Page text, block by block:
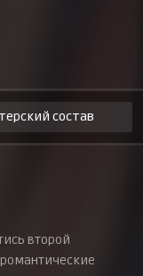
состав
второй